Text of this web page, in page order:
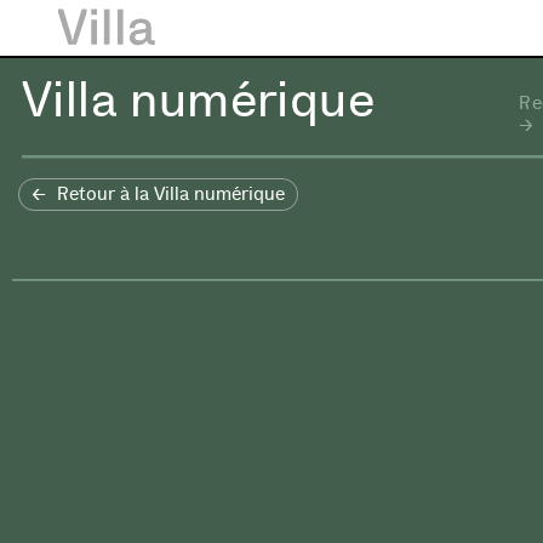
Villa numérique
Retour à la Villa numérique